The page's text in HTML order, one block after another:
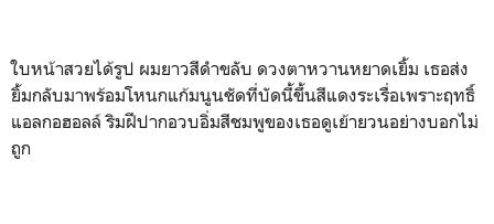
ใบหน้าสวยได้รูป ผมยาวสีดำขลับ ดวงตาหวานหยาดเยิ้ม เธอส่ง
ยิ้มกลับมาพร้อมโหนกแก้มนูนชัดที่บัดนี้ขึ้นสีแดงระเรื่อเพราะฤทธิ์
แอลกอฮอลล์ ริมฝีปากอวบอิ่มสีชมพูของเธอดูเย้ายวนอย่างบอกไม่
ถูก